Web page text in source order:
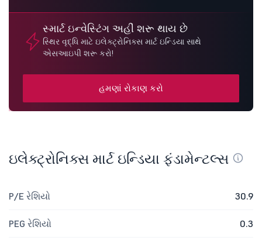
સ્માર્ટ ઇન્વેસ્ટિંગ અહીં શરૂ થાય છે
સ્થિર વૃદ્ધિ માટે ઇલેક્ટ્રોનિક્સ માર્ટ ઇન્ડિયા સાથે
એસઆઇપી શરૂ કરો!
હમણાં રોકાણ કરો
ઇલેક્ટ્રોનિક્સ માર્ટ ઇન્ડિયા ફંડામેન્ટલ્સ
P/E રેશિયો 30.9
PEG રેશિયો 0.3